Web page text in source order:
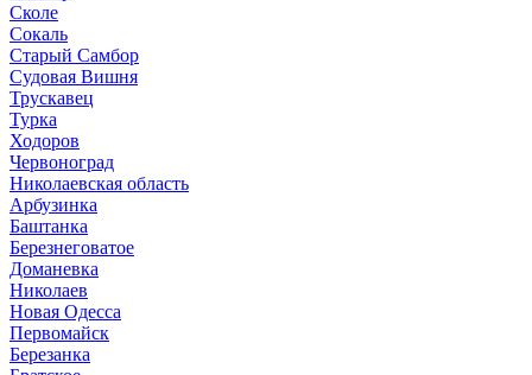
Сколе
Сокаль
Старый Самбор
Судовая Вишня
Трускавец
Турка
Ходоров
Червоноград
Николаевская область
Арбузинка
Баштанка
Березнеговатое
Доманевка
Николаев
Новая Одесса
Первомайск
Березанка